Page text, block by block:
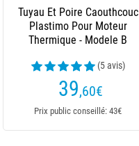
Tuyau Et Poire Caouthcouc
Plastimo Pour Moteur
Thermique - Modele B
(5 avis)
39,60€
Prix public conseillé: 43€